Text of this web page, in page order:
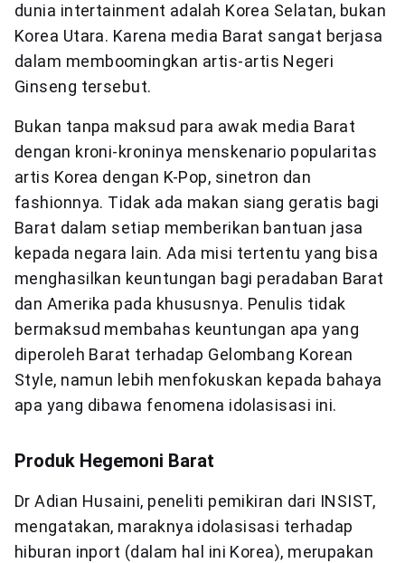
dunia intertainment adalah Korea Selatan, bukan
Korea Utara. Karena media Barat sangat berjasa
dalam memboomingkan artis-artis Negeri
Ginseng tersebut.
Bukan tanpa maksud para awak media Barat
dengan kroni-kroninya menskenario popularitas
artis Korea dengan K-Pop, sinetron dan
fashionnya. Tidak ada makan siang geratis bagi
Barat dalam setiap memberikan bantuan jasa
kepada negara lain. Ada misi tertentu yang bisa
menghasilkan keuntungan bagi peradaban Barat
dan Amerika pada khususnya. Penulis tidak
bermaksud membahas keuntungan apa yang
diperoleh Barat terhadap Gelombang Korean
Style, namun lebih menfokuskan kepada bahaya
apa yang dibawa fenomena idolasisasi ini.
Produk Hegemoni Barat
Dr Adian Husaini, peneliti pemikiran dari INSIST,
mengatakan, maraknya idolasisasi terhadap
hiburan inport (dalam hal ini Korea), merupakan